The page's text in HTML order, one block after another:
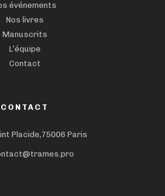
événements
Nos livres
Manuscrits
L’équipe
Contact
CONTACT
Placide,75006 Paris